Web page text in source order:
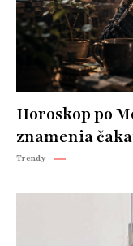
Horoskop po
znamenia
Trendy